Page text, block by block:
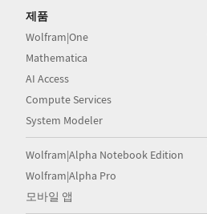
제품
Wolfram|One
Mathematica
AI Access
Compute Services
System Modeler
Wolfram|Alpha Notebook Edition
Wolfram|Alpha Pro
모바일 앱